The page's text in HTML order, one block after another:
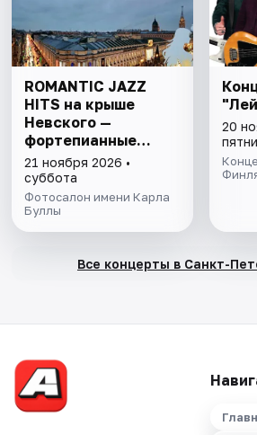
ROMANTIC JAZZ
HITS на крыше
Невского —
фортепианные
импровизации в
салоне
Серебряного века.
Вечеринка с
фуршетом в музее
21 ноября 2026 •
суббота
Фотосалон имени Карла
Буллы
20
Все концерты в Санкт-